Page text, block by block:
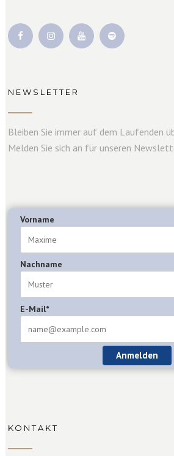
NEWSLETTER
Bleiben Sie immer auf dem Laufenden
Melden Sie sich an für unseren
Vorname
Nachname
E-Mail*
Anmelden
KONTAKT